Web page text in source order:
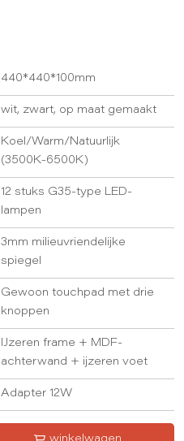
440*440*100mm
wit, zwart, op maat gemaakt
Koel/Warm/Natuurlijk
(3500K-6500K)
12 stuks G35-type LED-
lampen
3mm milieuvriendelijke
spiegel
Gewoon touchpad met drie
knoppen
IJzeren frame + MDF-
achterwand + ijzeren voet
Adapter 12W